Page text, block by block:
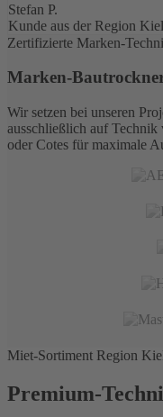
Stefan P.
Kunde aus der Region Kiel
Zertifizierte Marken-
Marken-
Wir setzen bei unseren
ausschließlich auf
oder Cotes für maximale
Miet-Sortiment Region
Premium-